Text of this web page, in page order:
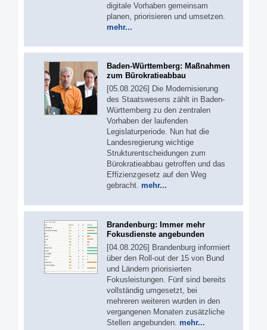
digitale Vorhaben gemeinsam
planen, priorisieren und umsetzen.
mehr...
Baden-Württemberg: Maßnahmen
zum Bürokratieabbau
[05.08.2026] Die Modernisierung
des Staatswesens zählt in Baden-
Württemberg zu den zentralen
Vorhaben der laufenden
Legislaturperiode. Nun hat die
Landesregierung wichtige
Strukturentscheidungen zum
Bürokratieabbau getroffen und das
Effizienzgesetz auf den Weg
gebracht. mehr...
Brandenburg: Immer mehr
Fokusdienste angebunden
[04.08.2026] Brandenburg informiert
über den Roll-out der 15 von Bund
und Ländern priorisierten
Fokusleistungen. Fünf sind bereits
vollständig umgesetzt, bei
mehreren weiteren wurden in den
vergangenen Monaten zusätzliche
Stellen angebunden. mehr...